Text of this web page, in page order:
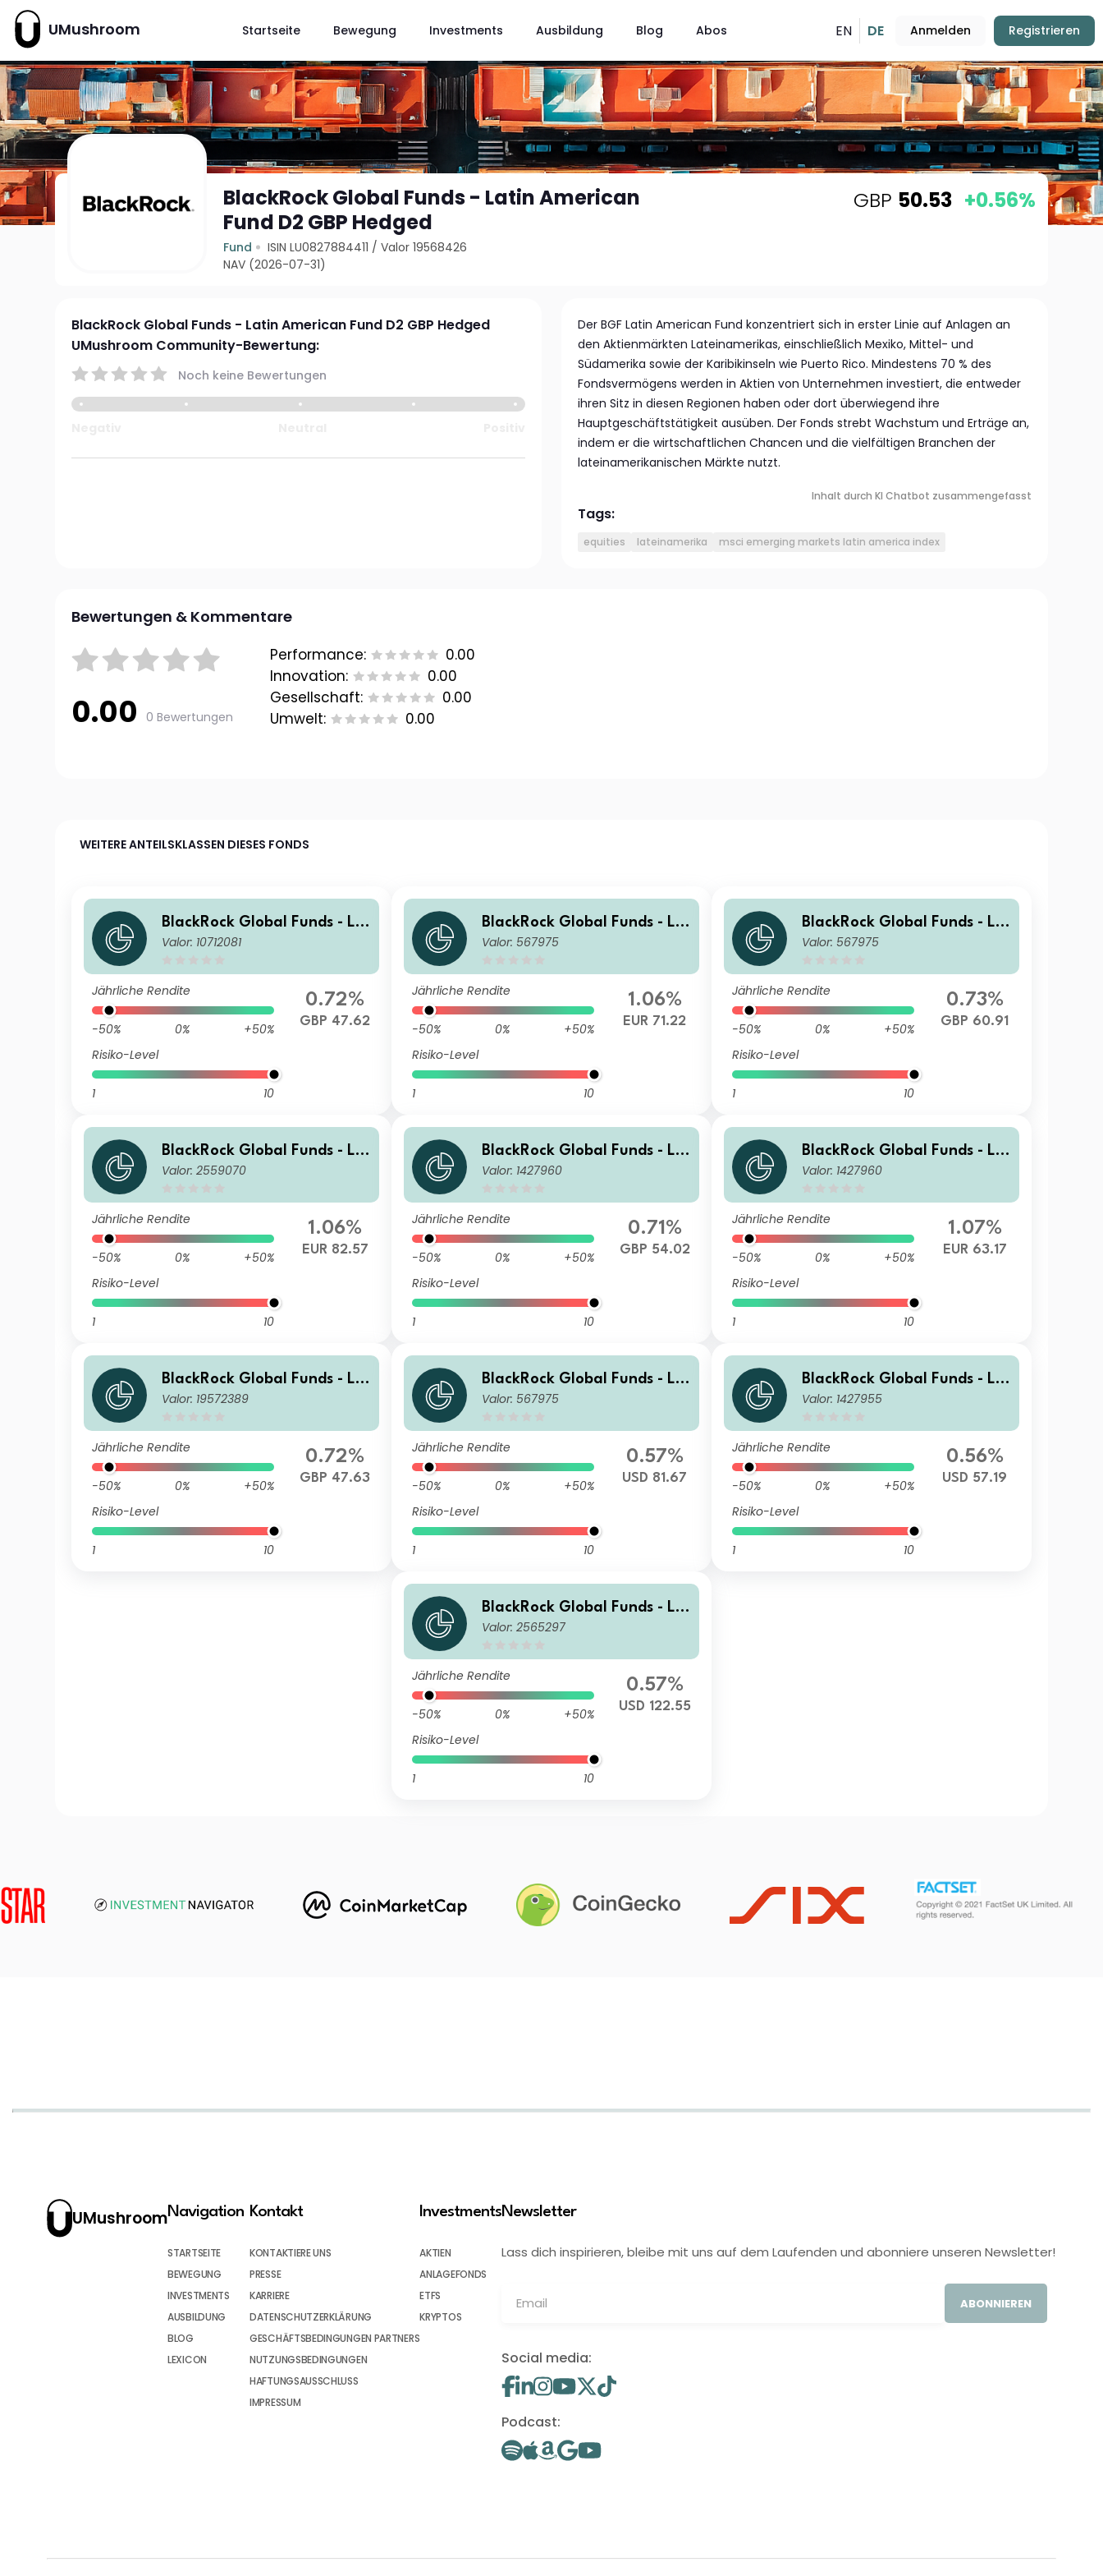
UMushroom Startseite Bewegung Investments Ausbildung Blog Abos EN DE Anmelden Registrieren
BlackRock Global Funds - Latin American
Fund D2 GBP Hedged
Fund ISIN LU0827884411 /Valor 19568426
NAV (2026-07-31)
GBP 50.53 +0.56%
BlackRock Global Funds - Latin American Fund D2 GBP Hedged
UMushroom Community-Bewertung:
Noch keine Bewertungen
Der BGF Latin American Fund konzentriert sich in erster Linie auf Anlagen an
den Aktienmärkten Lateinamerikas, einschließlich Mexiko, Mittel- und
Südamerika sowie der Karibikinseln wie Puerto Rico. Mindestens 70 % des
Fondsvermögens werden in Aktien von Unternehmen investiert, die entweder
ihren Sitz in diesen Regionen haben oder dort überwiegend ihre
Hauptgeschäftstätigkeit ausüben. Der Fonds strebt Wachstum und Erträge an,
indem er die wirtschaftlichen Chancen und die vielfältigen Branchen der
lateinamerikanischen Märkte nutzt.
Inhalt durch KI Chatbot zusammengefasst
Tags:
equities lateinamerika msci emerging markets latin america index
Bewertungen & Kommentare
0.00 0 Bewertungen
Performance:
0.00
Innovation:
0.00
Gesellschaft:
0.00
Umwelt:
0.00
WEITERE ANTEILSKLASSEN DIESES FONDS
BlackRock Global Funds - La
tin American Fund X4
Valor: 10712081
Jährliche Rendite
-50% 0%
+50%
Risiko-Level
1 10
0.72%
GBP 47.62
BlackRock Global Funds - La
tin American Fund A2
Valor: 567975
Jährliche Rendite
-50% 0%
+50%
Risiko-Level
1 10
1.06%
EUR 71.22
BlackRock Global Funds - La
tin American Fund A2
Valor: 567975
Jährliche Rendite
-50% 0%
+50%
Risiko-Level
1 10
0.73%
GBP 60.91
BlackRock Global Funds - La
tin American Fund D2
Valor: 2559070
Jährliche Rendite
-50% 0%
+50%
Risiko-Level
1 10
1.06%
EUR 82.57
BlackRock Global Funds - La
tin American Fund E2
Valor: 1427960
Jährliche Rendite
-50% 0%
+50%
Risiko-Level
1 10
0.71%
GBP 54.02
BlackRock Global Funds - La
tin American Fund E2
Valor: 1427960
Jährliche Rendite
-50% 0%
+50%
Risiko-Level
1 10
1.07%
EUR 63.17
BlackRock Global Funds - La
tin American Fund D4
Valor: 19572389
Jährliche Rendite
-50% 0%
+50%
Risiko-Level
1 10
0.72%
GBP 47.63
BlackRock Global Funds - La
tin American Fund A2
Valor: 567975
Jährliche Rendite
-50% 0%
+50%
Risiko-Level
1 10
0.57%
USD 81.67
BlackRock Global Funds - La
tin American Fund C2
Valor: 1427955
Jährliche Rendite
-50% 0%
+50%
Risiko-Level
1 10
0.56%
USD 57.19
BlackRock Global Funds - La
tin American Fund J2
Valor: 2565297
Jährliche Rendite
-50% 0%
+50%
Risiko-Level
1 10
0.57%
USD 122.55
UMushroomNavigation
STARTSEITE
BEWEGUNG
INVESTMENTS
AUSBILDUNG
BLOG
LEXICON
Kontakt
KONTAKTIERE UNS
PRESSE
KARRIERE
DATENSCHUTZERKLÄRUNG
GESCHÄFTSBEDINGUNGEN PARTNERS
NUTZUNGSBEDINGUNGEN
HAFTUNGSAUSSCHLUSS
IMPRESSUM
Investments
AKTIEN
ANLAGEFONDS
ETFS
KRYPTOS
Newsletter
Lass dich inspirieren, bleibe mit uns auf dem Laufenden und abonniere unseren Newsletter!
ABONNIEREN
Social media:
Podcast: